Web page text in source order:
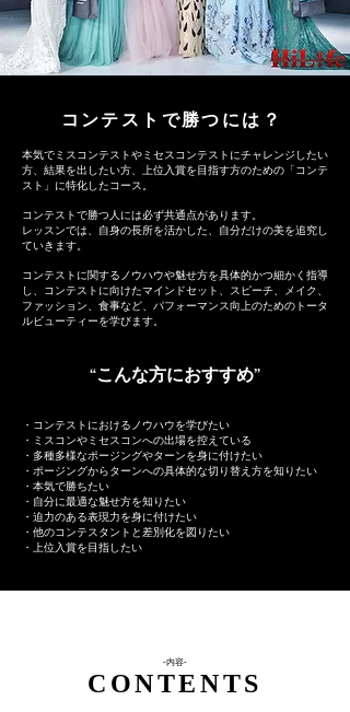
コンテストで勝つには？
本気でミスコンテストやミセスコンテストにチャレンジしたい
方、結果を出したい方、上位入賞を目指す方のための「コンテ
スト」に特化したコース。
コンテストで勝つ人には必ず共通点があります。
レッスンでは、自身の長所を活かした、自分だけの美を追究し
ていきます。
コンテストに関するノウハウや魅せ方を具体的かつ細かく指導
し、 コンテストに向けたマインドセット、スピーチ、メイク、
ファッション、食事など、パフォーマンス向上のためのトータ
ルビューティーを学びます。
“こんな方におすすめ”
・コンテストにおけるノウハウを学びたい
・ミスコンやミセスコンへの出場を控えている
・多種多様なポージングやターンを身に付けたい
・ポージングからターンへの具体的な切り替え方を知りたい
​​・本気で勝ちたい
・自分に最適な魅せ方を知りたい
・迫力のある表現力を身に付けたい
・他のコンテスタントと差別化を図りたい
・上位入賞を目指したい
-内容-
CONTENTS